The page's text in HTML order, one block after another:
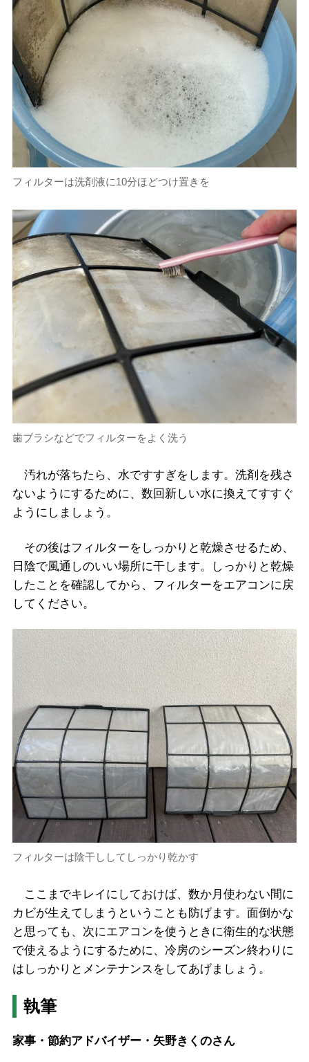
フィルターは洗剤液に10分ほどつけ置きを
歯ブラシなどでフィルターをよく洗う
汚れが落ちたら、水ですすぎをします。洗剤を残さ
ないようにするために、数回新しい水に換えてすすぐ
ようにしましょう。
その後はフィルターをしっかりと乾燥させるため、
日陰で風通しのいい場所に干します。しっかりと乾燥
したことを確認してから、フィルターをエアコンに戻
してください。
フィルターは陰干ししてしっかり乾かす
ここまでキレイにしておけば、数か月使わない間に
カビが生えてしまうということも防げます。面倒かな
と思っても、次にエアコンを使うときに衛生的な状態
で使えるようにするために、冷房のシーズン終わりに
はしっかりとメンテナンスをしてあげましょう。
執筆
家事・節約アドバイザー・矢野きくのさん